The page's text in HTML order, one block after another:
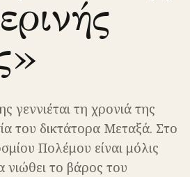
γεννιέται τη χρονιά της
του δικτάτορα Μεταξά. Στο
Πολέμου είναι μόλις
το βάρος του